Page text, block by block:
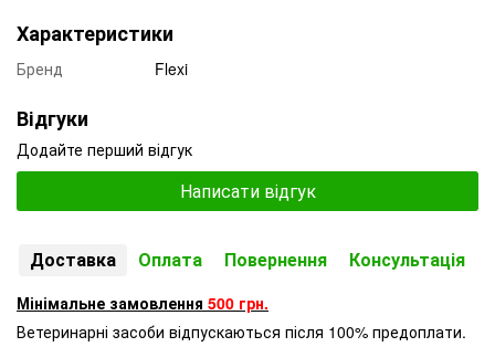
Характеристики
Бренд Flexi
Відгуки
Додайте перший відгук
Написати відгук
Доставка Оплата Повернення Консультація
Мінімальне замовлення 500 грн.
Ветеринарні засоби відпускаються після 100% предоплати.